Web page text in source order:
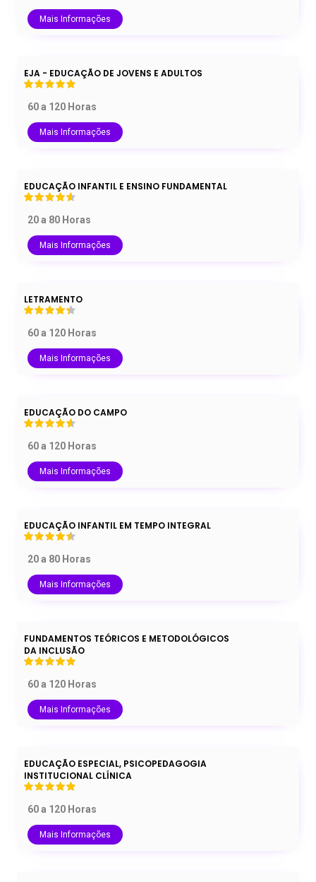
Mais Informações
EJA - EDUCAÇÃO DE JOVENS E ADULTOS
60 a 120 Horas
Mais Informações
EDUCAÇÃO INFANTIL E ENSINO FUNDAMENTAL
20 a 80 Horas
Mais Informações
LETRAMENTO
60 a 120 Horas
Mais Informações
EDUCAÇÃO DO CAMPO
60 a 120 Horas
Mais Informações
EDUCAÇÃO INFANTIL EM TEMPO INTEGRAL
20 a 80 Horas
Mais Informações
FUNDAMENTOS TEÓRICOS E METODOLÓGICOS
DA INCLUSÃO
60 a 120 Horas
Mais Informações
EDUCAÇÃO ESPECIAL, PSICOPEDAGOGIA
INSTITUCIONAL CLÍNICA
60 a 120 Horas
Mais Informações